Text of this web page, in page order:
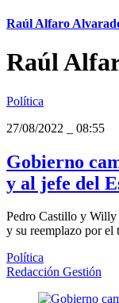
Raúl Alfaro
Raúl
Política
27/08/2022
08:55
Gobierno
y al jefe del
Pedro Castillo y
y su reemplazo por
Política
Redacción Gestión